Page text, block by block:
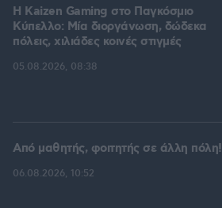
H Kaizen Gaming στο Παγκόσμιο
Kύπελλο: Μία διοργάνωση, δώδεκα
πόλεις, χιλιάδες κοινές στιγμές
05.08.2026, 08:38
Από μαθητής, φοιτητής σε άλλη πόλη!
06.08.2026, 10:52